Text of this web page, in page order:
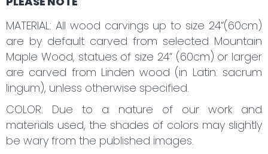
MATERIAL: All wood carvings up to size 24“(60cm)
are by default carved from selected Mountain
Maple Wood, statues of size 24“ (60cm) or larger
are carved from Linden wood (in Latin: sacrum
lingum), unless otherwise specified.
COLOR: Due to a nature of our work and
materials used, the shades of colors may slightly
be wary from the published images.